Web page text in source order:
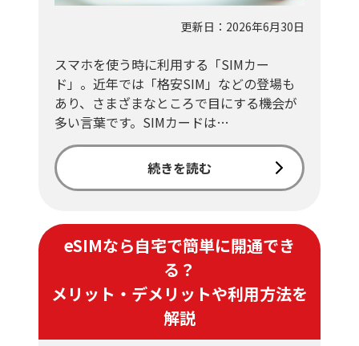
更新日：2026年6月30日
スマホを使う時に利用する「SIMカー
ド」。近年では「格安SIM」などの登場も
あり、さまざまなところで目にする機会が
多い言葉です。SIMカードは…
続きを読む
eSIMなら自宅で簡単に開通でき
る？
メリット・デメリットや利用方法を
解説